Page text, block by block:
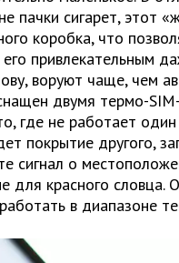
пачки сигарет, этот
коробка, что
привлекательным
воруют чаще, чем
двумя термо-
где не работает
покрытие другого,
сигнал о
для красного словца.
в диапазоне